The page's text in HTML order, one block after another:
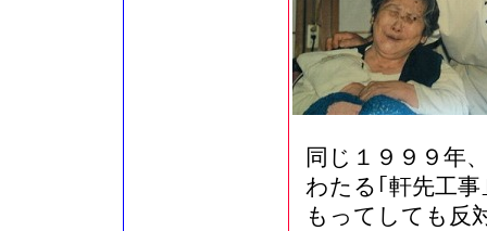
同じ１９９９年
わたる｢軒先工
もってしても反